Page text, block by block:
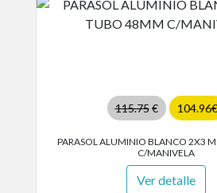
115.75€ 104.96€
PARASOL ALUMINIO BLANCO 2X3
C/MANIVELA
Ver detalle